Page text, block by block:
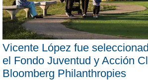
Vicente López fue
el Fondo Juventud y Acción
Bloomberg Philanthropies